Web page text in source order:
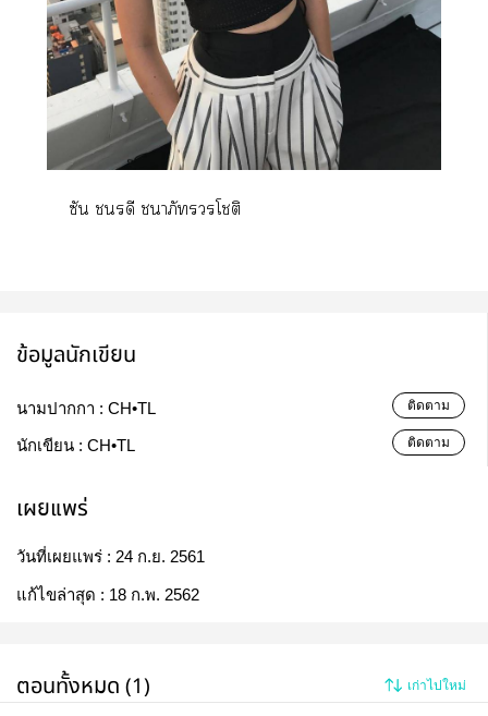
ซัน รดี าภัวรโชติ
ข้อมูลนักเขียน
นามปากกา : CH•TL ติดตาม
นักเขียน : CH•TL ติดตาม
เผยแพร่
วันที่เผยแพร่ : 24 ก.ย. 2561
แก้ไขล่าสุด : 18 ก.พ. 2562
ตอนทั้งหมด (1) เก่าไปใหม่